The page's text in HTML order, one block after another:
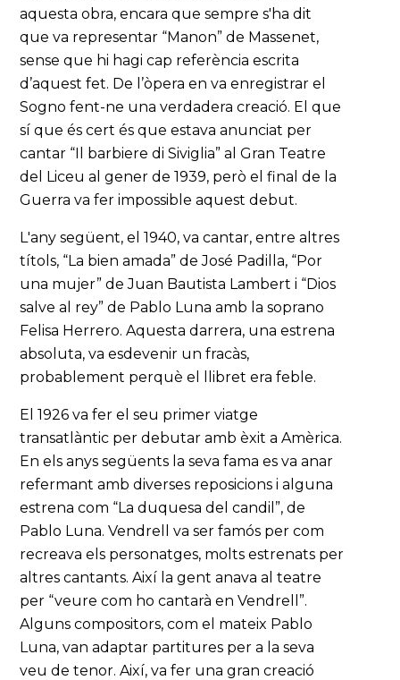
aquesta obra, encara que sempre s'ha dit
que va representar “Manon” de Massenet,
sense que hi hagi cap referència escrita
d’aquest fet. De l’òpera en va enregistrar el
Sogno fent-ne una verdadera creació. El que
sí que és cert és que estava anunciat per
cantar “Il barbiere di Siviglia” al Gran Teatre
del Liceu al gener de 1939, però el final de la
Guerra va fer impossible aquest debut.
L'any següent, el 1940, va cantar, entre altres
títols, “La bien amada” de José Padilla, “Por
una mujer” de Juan Bautista Lambert i “Dios
salve al rey” de Pablo Luna amb la soprano
Felisa Herrero. Aquesta darrera, una estrena
absoluta, va esdevenir un fracàs,
probablement perquè el llibret era feble.
El 1926 va fer el seu primer viatge
transatlàntic per debutar amb èxit a Amèrica.
En els anys següents la seva fama es va anar
refermant amb diverses reposicions i alguna
estrena com “La duquesa del candil”, de
Pablo Luna. Vendrell va ser famós per com
recreava els personatges, molts estrenats per
altres cantants. Així la gent anava al teatre
per “veure com ho cantarà en Vendrell”.
Alguns compositors, com el mateix Pablo
Luna, van adaptar partitures per a la seva
veu de tenor. Així, va fer una gran creació